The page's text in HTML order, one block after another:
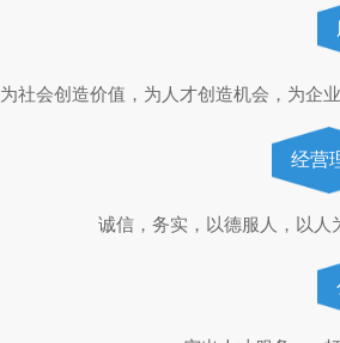
经营
为社会创造价值，为人才创造机会，为企
诚信，务实，以德服人，以人